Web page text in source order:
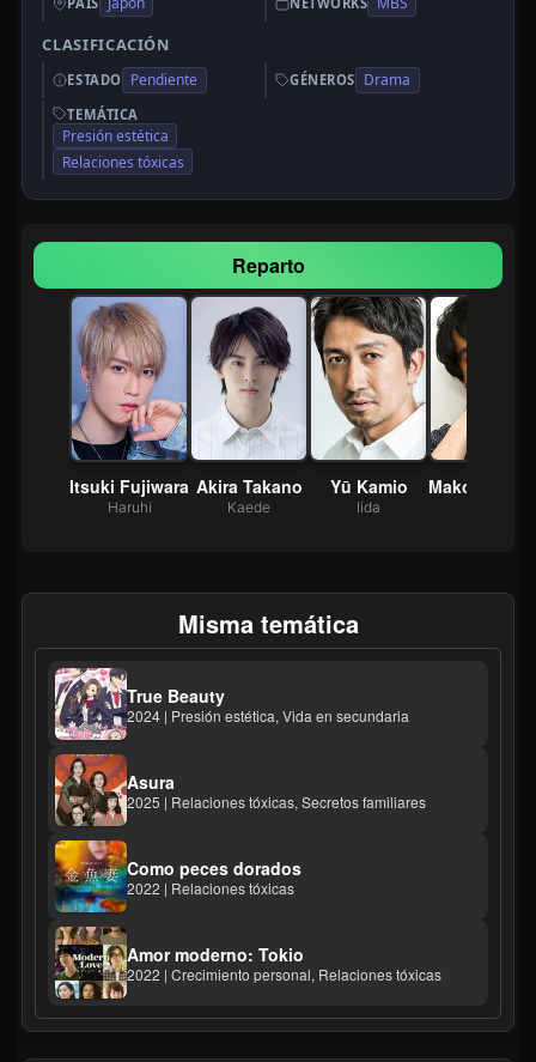
CLASIFICACIÓN
ESTADO Pendiente GÉNEROS Drama
TEMÁTICA
Presión estética
Relaciones tóxicas
Reparto
Itsuki Fujiwara
Haruhi
Akira Takano
Kaede
Yū Kamio
Iida
Misma temática
True Beauty
2024 | Presión estética, Vida en secundaria
Asura
2025 | Relaciones tóxicas, Secretos familiares
Como peces dorados
2022 | Relaciones tóxicas
Amor moderno: Tokio
2022 | Crecimiento personal, Relaciones tóxicas